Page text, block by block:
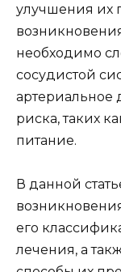
улучшения их
необходимо
сосудистой
артериальное
риска, таких
питание.
В данной
его
лечения, а